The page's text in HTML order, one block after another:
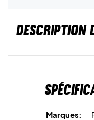
DESCRIPTION
Marques: